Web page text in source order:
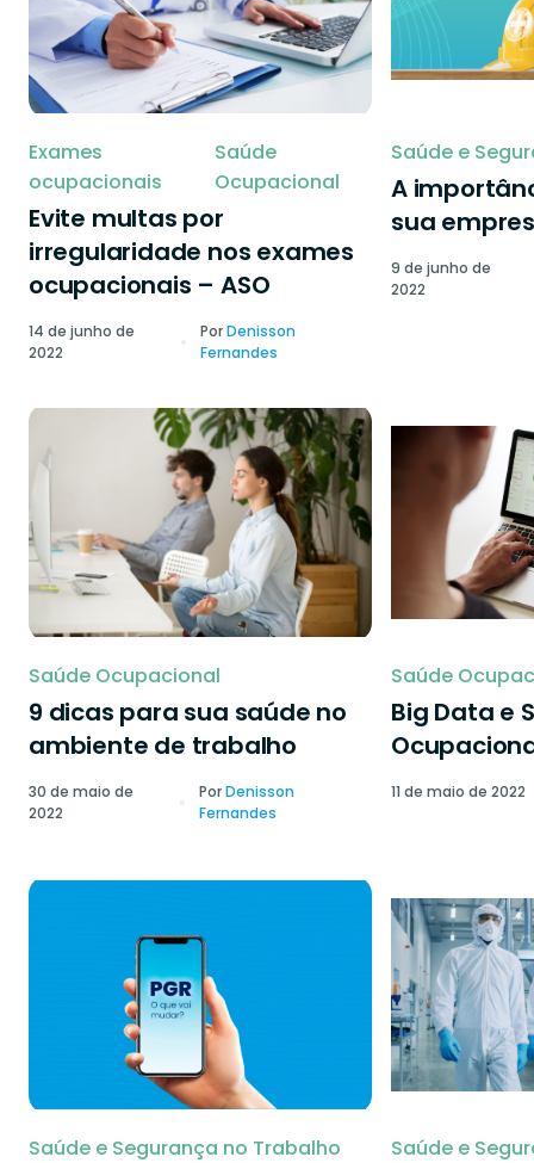
Exames
ocupacionais
Saúde
Ocupacional
Evite multas por
irregularidade nos exames
ocupacionais – ASO
14 de junho de
2022
PorDenisson
Fernandes
Saúde e
A
sua
9 de junho de
2022
Saúde Ocupacional
9 dicas para sua saúde no
ambiente de trabalho
30 de maio de
2022
PorDenisson
Fernandes
Saúde
Big Data e
11 de maio de 2022
Saúde e Segurança no Trabalho Saúde e